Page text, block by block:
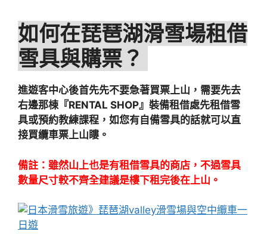
如何在琵琶湖滑雪場租借
雪具與購票？
進遊客中心後首先先不要急著買票上山，需要先去
右邊那棟『RENTAL SHOP』裝備租借處先租借雪
具或預約教練課程，如您有自備雪具的話就可以直
接買纜車票上山瞜。
備註：雖然山上也是有租借雪具的商店，不過雪具
數量尺寸較不齊全建議是樓下租完後在上山。